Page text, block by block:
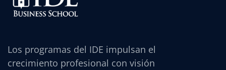
Los programas del IDE impulsan el
crecimiento profesional con visión